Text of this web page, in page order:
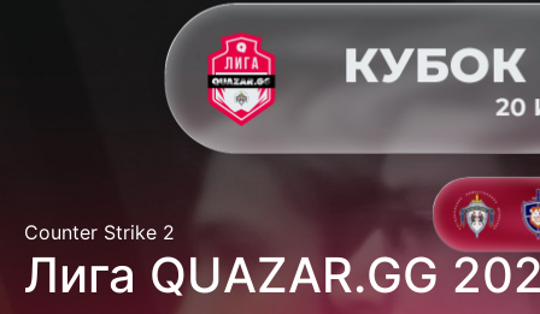
Counter Strike 2
Лига QUAZAR.GG